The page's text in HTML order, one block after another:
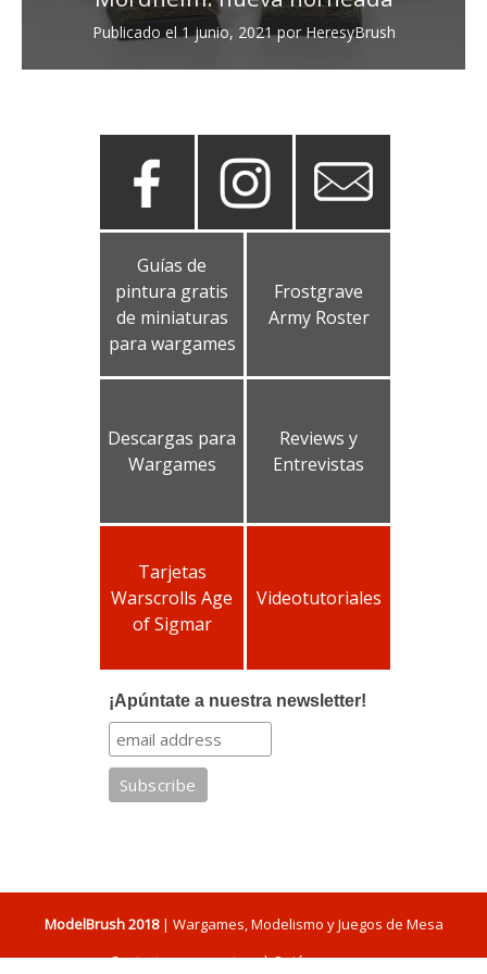
Publicado el 1 junio, 2021porHeresyBrush
Guías de
pintura gratis
de miniaturas
para wargames
Frostgrave
Army Roster
Descargas para
Wargames
Reviews y
Entrevistas
Tarjetas
Warscrolls Age
of Sigmar
Videotutoriales
¡Apúntate a nuestra newsletter!
ModelBrush 2018| Wargames, Modelismo y Juegos de Mesa
Contacta con nosotros|Quiénes somos